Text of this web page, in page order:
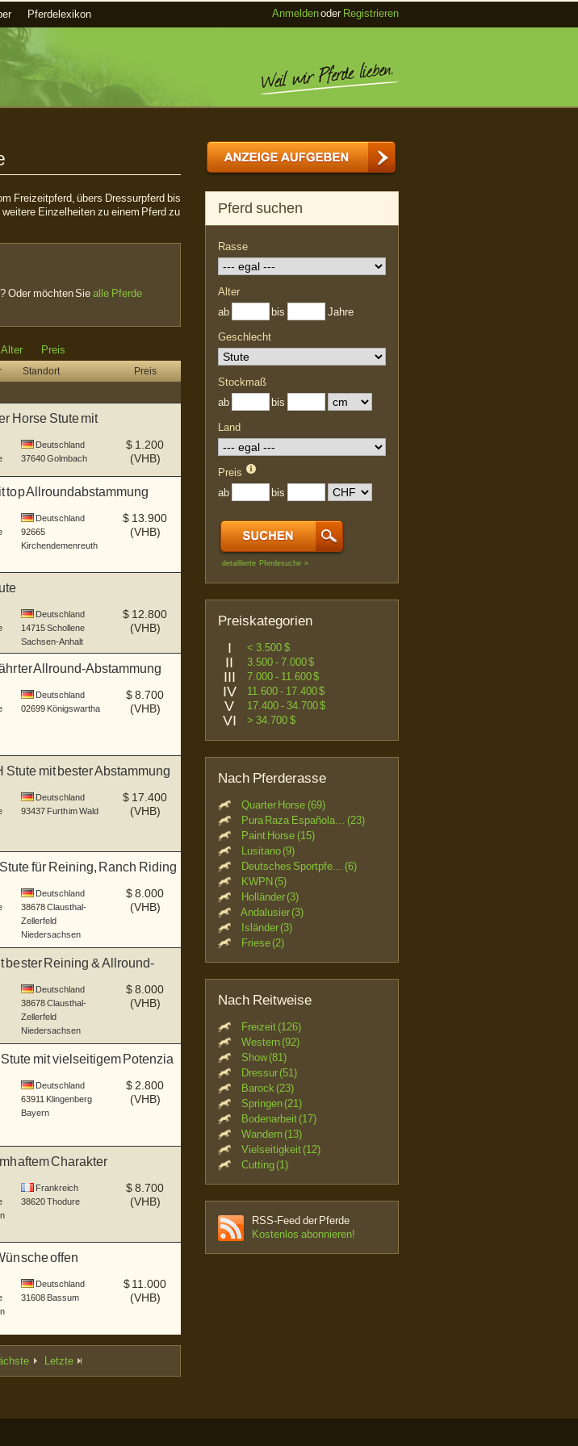
Pferdelexikon Anmeldenoder Registrieren
Freizeitpferd, übers Dressurpferd bis
Einzelheiten zu einem Pferd zu
? Oder möchten Siealle Pferde
Alter Preis
Standort
Preis
Horse Stute mit
Deutschland
37640Golmbach
$ 1.200
(VHB)
top Allroundabstammung
Deutschland
92665
Kirchendemenreuth
$ 13.900
(VHB)
Deutschland
14715Schollene
Sachsen-Anhalt
$ 12.800
(VHB)
Allround-Abstammung
Deutschland
02699 Königswartha
$8.700
(VHB)
mit bester Abstammung
Deutschland
93437 Furth im Wald
$ 17.400
(VHB)
für Reining, Ranch Riding
Deutschland
38678Clausthal-
Zellerfeld
Niedersachsen
$8.000
(VHB)
bester Reining & Allround-
Deutschland
38678Clausthal-
Zellerfeld
Niedersachsen
$8.000
(VHB)
mit vielseitigem Potenzia
Deutschland
63911 Klingenberg
Bayern
$ 2.800
(VHB)
Charakter
Frankreich
38620Thodure
$8.700
(VHB)
offen
Deutschland
31608 Bassum
$ 11.000
(VHB)
Letzte
Pferd suchen
Rasse
Alter
ab
bis Jahre
Geschlecht
Stockmaß
ab
bis
Land
Preis
ab
bis
detaillierte Pferdesuche »
Preiskategorien
I < 3.500 $
II 3.500 - 7.000 $
III 7.000 - 11.600 $
IV 11.600 - 17.400 $
V 17.400 - 34.700 $
VI > 34.700 $
Nach Pferderasse
Quarter Horse (69)
Pura Raza Española... (23)
Paint Horse (15)
Lusitano (9)
Deutsches Sportpfe... (6)
KWPN (5)
Holländer (3)
Andalusier (3)
Isländer (3)
Friese (2)
Nach Reitweise
Freizeit (126)
Western (92)
Show (81)
Dressur (51)
Barock (23)
Springen (21)
Bodenarbeit (17)
Wandern (13)
Vielseitigkeit (12)
Cutting (1)
RSS-Feed der Pferde
Kostenlos abonnieren!